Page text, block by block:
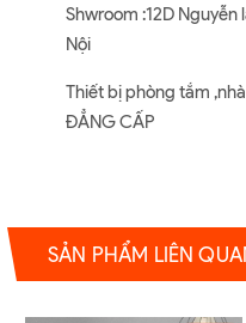
Shwroom :12D Nguyễn
Nội
Thiết bị phòng tắm
ĐẲNG CẤP
SẢN PHẨM LIÊN